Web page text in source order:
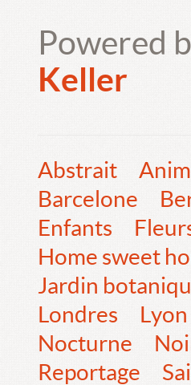
Powered
Keller
Abstrait
Barcelone
Enfants
Home sweet
Jardin
Londres
Lyon
Nocturne
Reportage